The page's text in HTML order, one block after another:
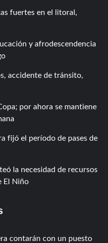
fuertes en el litoral,
y afrodescendencia
accidente de tránsito,
por ahora se mantiene
fijó el período de pases de
la necesidad de recursos
El Niño
contarán con un puesto